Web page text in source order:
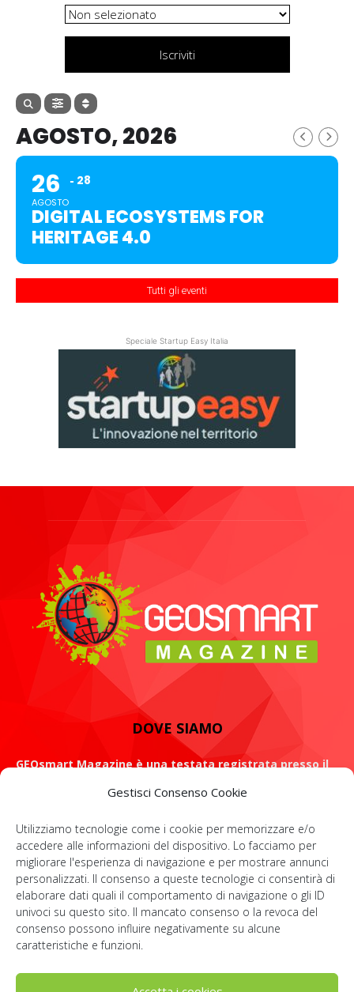
Gestisci Consenso Cookie
Utilizziamo tecnologie come i cookie per memorizzare e/o
accedere alle informazioni del dispositivo. Lo facciamo per
migliorare l'esperienza di navigazione e per mostrare annunci
personalizzati. Il consenso a queste tecnologie ci consentirà di
elaborare dati quali il comportamento di navigazione o gli ID
univoci su questo sito. Il mancato consenso o la revoca del
consenso possono influire negativamente su alcune
caratteristiche e funzioni.
Iscriviti
AGOSTO, 2026
26
AGOSTO
28
DIGITAL ECOSYSTEMS FOR
HERITAGE 4.0
Tutti gli eventi
Speciale Startup Easy Italia
DOVE SIAMO
GEOsmart Magazine è una testata registrata presso il
ROMA: Via Casilina 98, 00182
Contattaci:info@geosmartmagazine.it
SOCIAL